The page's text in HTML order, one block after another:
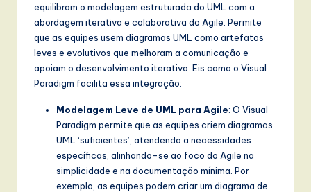
equilibram o modelagem estruturada do UML com a
abordagem iterativa e colaborativa do Agile. Permite
que as equipes usem diagramas UML como artefatos
leves e evolutivos que melhoram a comunicação e
apoiam o desenvolvimento iterativo. Eis como o Visual
Paradigm facilita essa integração:
Modelagem Leve de UML para Agile: O Visual
Paradigm permite que as equipes criem diagramas
UML ‘suficientes’, atendendo a necessidades
específicas, alinhando-se ao foco do Agile na
simplicidade e na documentação mínima. Por
exemplo, as equipes podem criar um diagrama de